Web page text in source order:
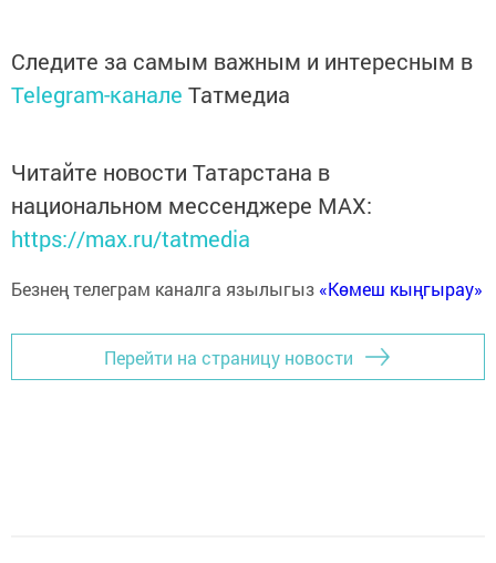
Следите за самым важным и интересным в
Telegram-канале Татмедиа
Читайте новости Татарстана в
национальном мессенджере MАХ:
https://max.ru/tatmedia
Безнең телеграм каналга язылыгыз «Көмеш кыңгырау»
Перейти на страницу новости